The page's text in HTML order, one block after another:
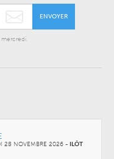
ENVOYER
28 NOVEMBRE 2026 - ILÔT